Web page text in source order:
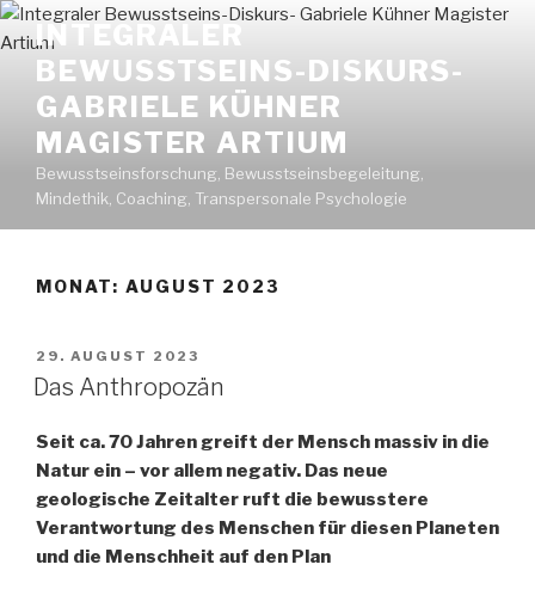
Zum
Inhalt
springen
INTEGRALER
BEWUSSTSEINS-DISKURS-
GABRIELE KÜHNER
MAGISTER ARTIUM
Bewusstseinsforschung, Bewusstseinsbegeleitung,
Mindethik, Coaching, Transpersonale Psychologie
MONAT: AUGUST 2023
VERÖFFENTLICHT
AM
29. AUGUST 2023
Das Anthropozän
Seit ca. 70 Jahren greift der Mensch massiv in die
Natur ein – vor allem negativ. Das neue
geologische Zeitalter ruft die bewusstere
Verantwortung des Menschen für diesen Planeten
und die Menschheit auf den Plan